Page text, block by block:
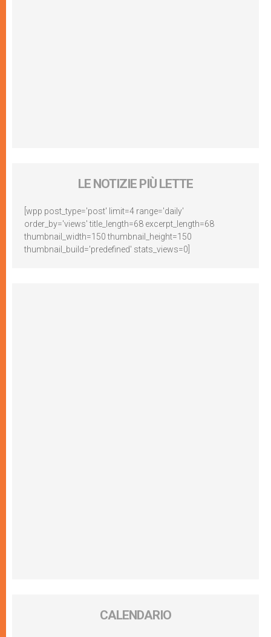
LE NOTIZIE PIÙ LETTE
[wpp post_type='post' limit=4 range='daily'
order_by='views' title_length=68 excerpt_length=68
thumbnail_width=150 thumbnail_height=150
thumbnail_build='predefined' stats_views=0]
CALENDARIO